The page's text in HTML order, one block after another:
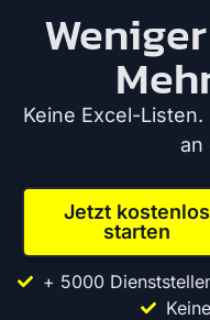
Keine Excel-
an
Jetzt kostenlos
starten
+ 5000